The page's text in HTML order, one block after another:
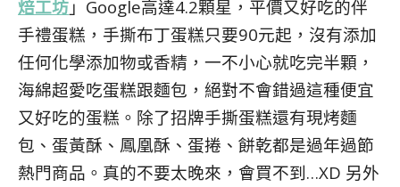
焙工坊 」Google高達4.2顆星，平價又好吃的伴
手禮蛋糕，手撕布丁蛋糕只要90元起，沒有添加
任何化學添加物或香精，一不小心就吃完半顆，
海綿超愛吃蛋糕跟麵包，絕對不會錯過這種便宜
又好吃的蛋糕。除了招牌手撕蛋糕還有現烤麵
包、蛋黃酥、鳳凰酥、蛋捲、餅乾都是過年過節
熱門商品。真的不要太晚來，會買不到…XD 另外